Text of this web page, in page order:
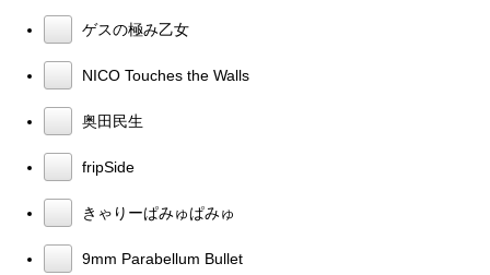
ゲスの極み乙女
NICO Touches the Walls
奥田民生
fripSide
きゃりーぱみゅぱみゅ
9mm Parabellum Bullet